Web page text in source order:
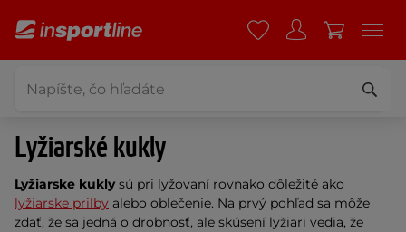
Lyžiarské kukly
Lyžiarske kuklysú pri lyžovaní rovnako dôležité ako
lyžiarske prilby alebo oblečenie. Na prvý pohľad sa môže
zdať, že sa jedná o drobnosť, ale skúsení lyžiari vedia, že